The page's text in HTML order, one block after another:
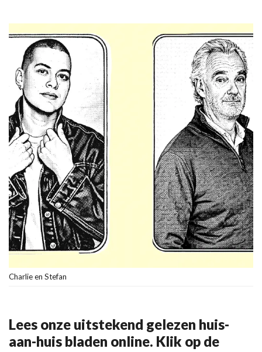
Charlie en Stefan
Lees onze uitstekend gelezen huis-
aan-huis bladen online. Klik op de